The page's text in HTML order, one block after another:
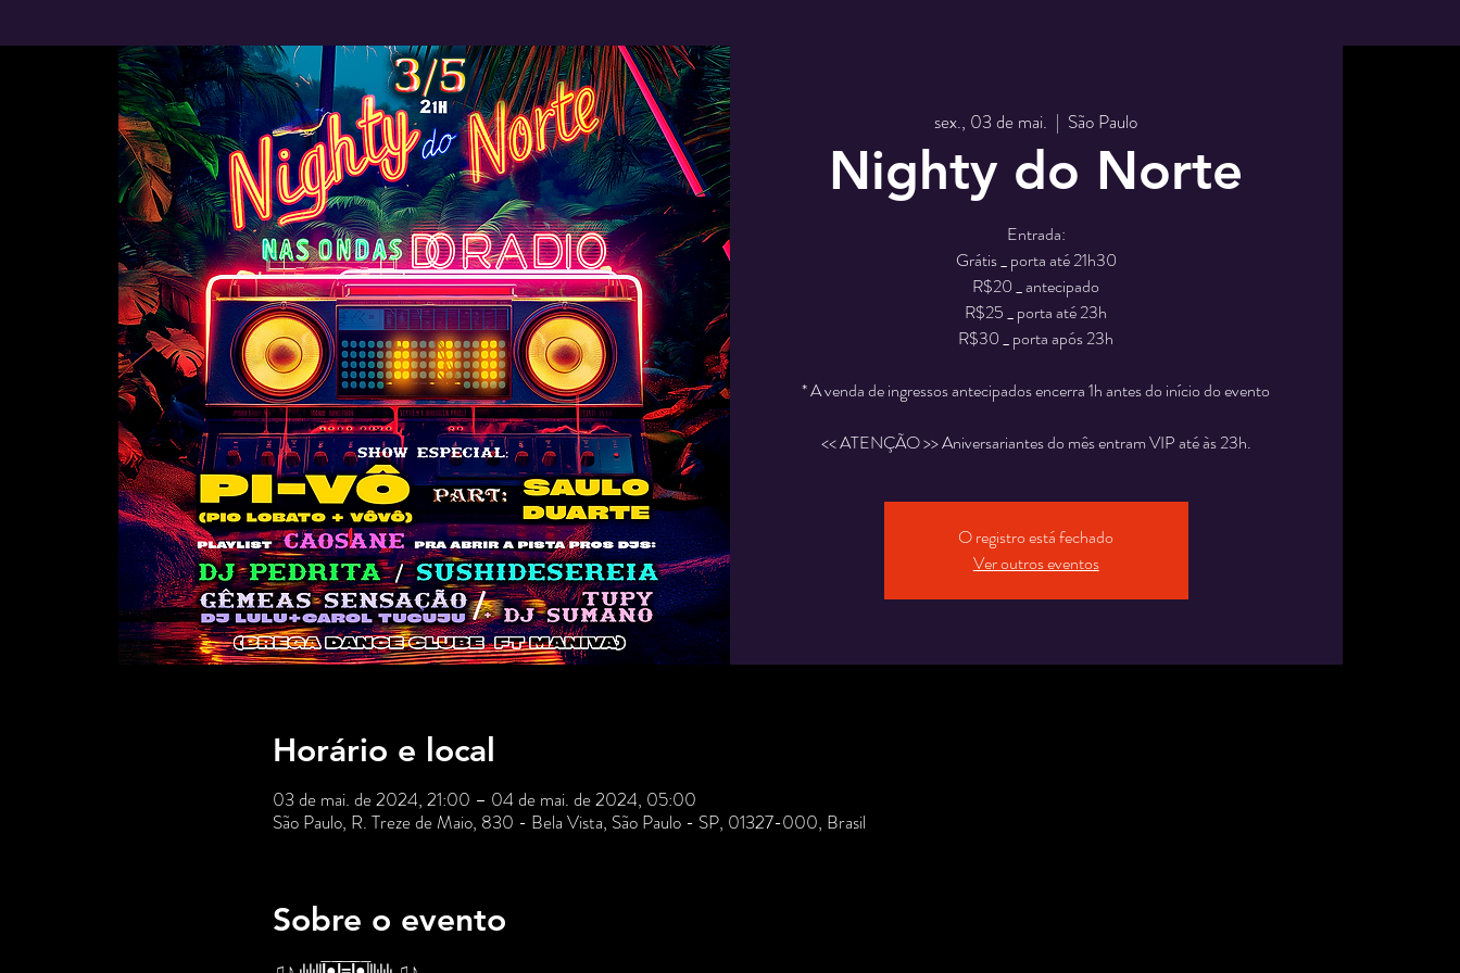
sex., 03 de mai.
  |
São Paulo
Nighty do Norte
Entrada:
Grátis _ porta até 21h30
R$20 _ antecipado
R$25 _ porta até 23h
R$30 _ porta após 23h
* A venda de ingressos antecipados encerra 1h antes do início do evento
<< ATENÇÃO >> Aniversariantes do mês entram VIP até às 23h.
O registro está fechado
Ver outros eventos
Horário e local
03 de mai. de 2024, 21:00 – 04 de mai. de 2024, 05:00
São Paulo, R. Treze de Maio, 830 - Bela Vista, São Paulo - SP, 01327-000, Brasil
Sobre o evento